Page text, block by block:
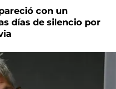
con un
días de silencio por